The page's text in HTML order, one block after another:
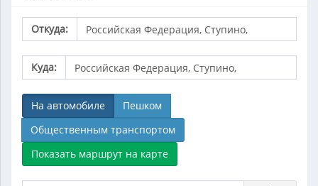
Откуда:
Куда:
На автомобиле
Пешком
Общественным транспортом